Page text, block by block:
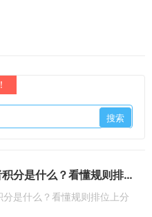
王者荣耀勇者积分是什么？看懂规则排位上分更轻松
分是什么？看懂规则排位上分